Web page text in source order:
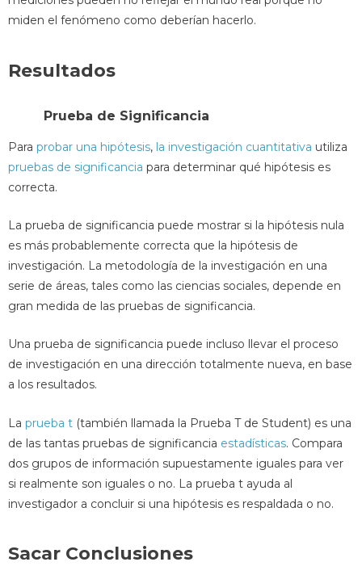
miden el fenómeno como deberían hacerlo.
Resultados
Prueba de Significancia
Para probar una hipótesis, la investigación cuantitativa utiliza
pruebas de significancia para determinar qué hipótesis es
correcta.
La prueba de significancia puede mostrar si la hipótesis nula
es más probablemente correcta que la hipótesis de
investigación. La metodología de la investigación en una
serie de áreas, tales como las ciencias sociales, depende en
gran medida de las pruebas de significancia.
Una prueba de significancia puede incluso llevar el proceso
de investigación en una dirección totalmente nueva, en base
a los resultados.
La prueba t (también llamada la Prueba T de Student) es una
de las tantas pruebas de significancia estadísticas. Compara
dos grupos de información supuestamente iguales para ver
si realmente son iguales o no. La prueba t ayuda al
investigador a concluir si una hipótesis es respaldada o no.
Sacar Conclusiones